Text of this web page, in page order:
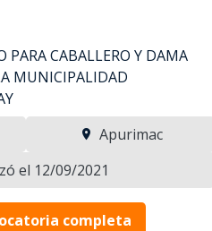
PARA CABALLERO Y DAMA
MUNICIPALIDAD
Apurimac
el 12/09/2021
completa